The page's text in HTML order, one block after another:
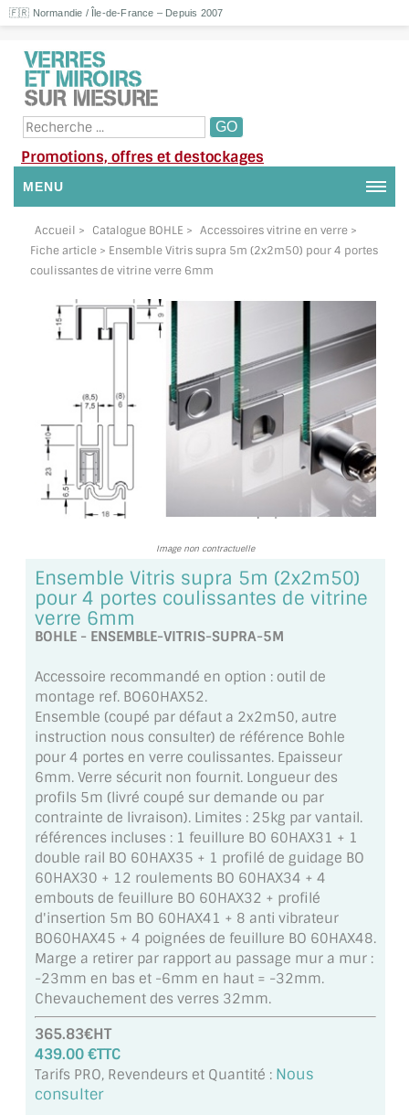
🇫🇷 Normandie / Île-de-France – Depuis 2007
Promotions, offres et destockages
MENU
NOUS CONTACTER
MON COMPTE / SE CONNECTER
DEMANDE DE DEVIS
SUIVI DE COMMANDE
TOUS LES TARIFS AU M2
GUIDE : CHOIX PAR UTILISATION
INSPIRATIONS ET NOUVEAUTÉS
AMBIANCE LAITON BROSSÉ
MIROIRS VIEILLIS AMBIANCE BRASSERIE
MIROIR SUR MESURE
MIROIR VIEILLI
MIROIR DÉCORATIF DE COULEUR
LOTS DE MIROIRS EN MOZAÏQUE
MIROIR POUR PORTE
MIROIR DE SALLE DE BAIN
MIROIR PAROI DE DOUCHE
MIROIR POUR SALLE DE SPORT
MIROIR POUR SALLE DE DANSE
MIROIR ENCADRÉ
MIROIR TV
VERRE SUR MESURE
Accueil > Catalogue BOHLE > Accessoires vitrine en verre >
Fiche article > Ensemble Vitris supra 5m (2x2m50) pour 4 portes
coulissantes de vitrine verre 6mm
Image non contractuelle
Ensemble Vitris supra 5m (2x2m50)
pour 4 portes coulissantes de vitrine
verre 6mm
BOHLE - ENSEMBLE-VITRIS-SUPRA-5M
Accessoire recommandé en option : outil de
montage ref. BO60HAX52.
Ensemble (coupé par défaut a 2x2m50, autre
instruction nous consulter) de référence Bohle
pour 4 portes en verre coulissantes. Epaisseur
6mm. Verre sécurit non fournit. Longueur des
profils 5m (livré coupé sur demande ou par
contrainte de livraison). Limites : 25kg par vantail.
références incluses : 1 feuillure BO 60HAX31 + 1
double rail BO 60HAX35 + 1 profilé de guidage BO
60HAX30 + 12 roulements BO 60HAX34 + 4
embouts de feuillure BO 60HAX32 + profilé
d'insertion 5m BO 60HAX41 + 8 anti vibrateur
BO60HAX45 + 4 poignées de feuillure BO 60HAX48.
Marge a retirer par rapport au passage mur a mur :
-23mm en bas et -6mm en haut = -32mm.
Chevauchement des verres 32mm.
365.83€HT
439.00 €TTC
Tarifs PRO, Revendeurs et Quantité : Nous
consulter